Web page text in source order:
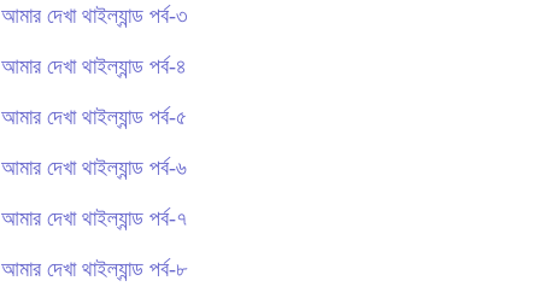
আমার দেখা থাইল্যান্ড পর্ব-৩
আমার দেখা থাইল্যান্ড পর্ব-৪
আমার দেখা থাইল্যান্ড পর্ব-৫
আমার দেখা থাইল্যান্ড পর্ব-৬
আমার দেখা থাইল্যান্ড পর্ব-৭
আমার দেখা থাইল্যান্ড পর্ব-৮